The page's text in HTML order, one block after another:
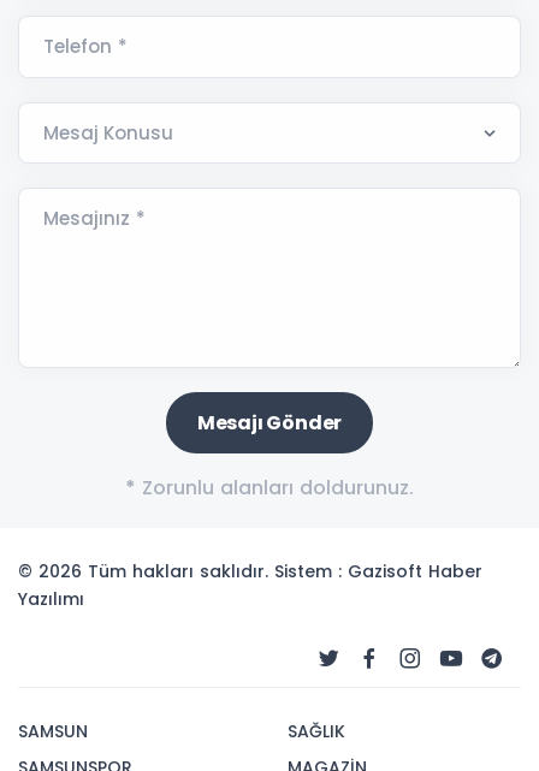
Telefon *
Mesajınız *
* Zorunlu alanları doldurunuz.
© 2026 Tüm hakları saklıdır. Sistem : Gazisoft Haber
Yazılımı
SAMSUN
SAĞLIK